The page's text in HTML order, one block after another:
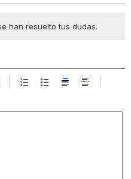
han resuelto tus dudas.